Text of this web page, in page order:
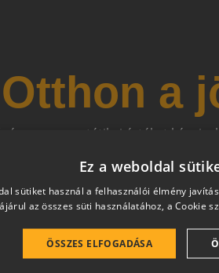
Otthon a
és magas esztétikai értéket
a harmonikus otthon
Ez a weboldal
sütiket használ a felhasználói élmény
az összes süti használatához, a Cookie
ÖSSZES ELFOGADÁSA